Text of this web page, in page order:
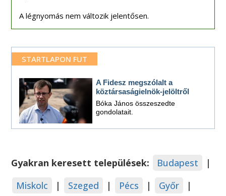
A légnyomás nem változik jelentősen.
STARTLAPON FUT
A Fidesz megszólalt a
köztársaságielnök-jelöltről
Bóka János összeszedte
gondolatait.
Gyakran keresett települések: Budapest
|
Miskolc
| Szeged | Pécs | Győr
|